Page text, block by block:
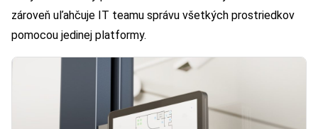
zároveň uľahčuje IT teamu správu všetkých prostriedkov
pomocou jedinej platformy.